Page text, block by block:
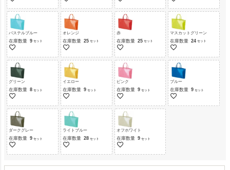
パステルブルー
在庫数量 9
オレンジ
在庫数量 25
赤
在庫数量 25
マスカットグリーン
在庫数量 24
グリーン
在庫数量 8
イエロー
在庫数量 9
ピンク
在庫数量 9
ブルー
在庫数量 9
ダークグレー
在庫数量 9
ライトブルー
在庫数量 28
オフホワイト
在庫数量 9